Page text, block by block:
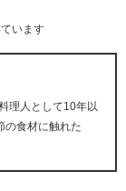
います
理人として10年以
の食材に触れた